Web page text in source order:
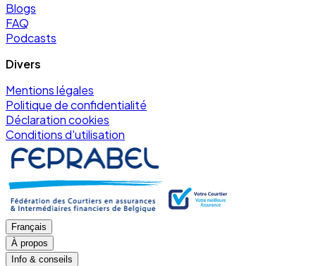
Blogs
FAQ
Podcasts
Divers
Mentions légales
Politique de confidentialité
Déclaration cookies
Conditions d'utilisation
Français
À propos
Info & conseils